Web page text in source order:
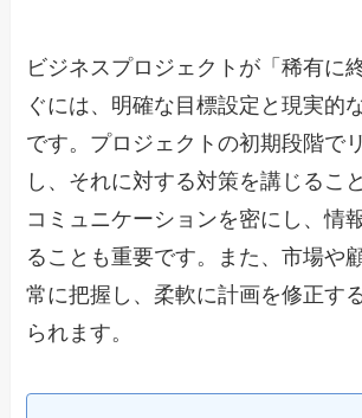
ビジネスプロジェクトが「稀有に
ぐには、明確な目標設定と現実的
です。プロジェクトの初期段階で
し、それに対する対策を講じるこ
コミュニケーションを密にし、情
ることも重要です。また、市場や
常に把握し、柔軟に計画を修正す
られます。